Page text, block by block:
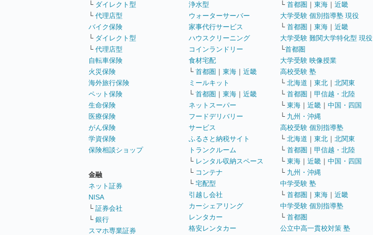
└ ダイレクト型
└ 代理店型
バイク保険
└ ダイレクト型
└ 代理店型
自転車保険
火災保険
海外旅行保険
ペット保険
生命保険
医療保険
がん保険
学資保険
保険相談ショップ
金融
ネット証券
NISA
└ 証券会社
└ 銀行
スマホ専業証券
浄水型
ウォーターサーバー
家事代行サービス
ハウスクリーニング
コインランドリー
食材宅配
└ 首都圏 ｜ 東海 ｜ 近畿
ミールキット
└ 首都圏 ｜ 東海 ｜ 近畿
ネットスーパー
フードデリバリー
サービス
ふるさと納税サイト
トランクルーム
└ レンタル収納スペース
└ コンテナ
└ 宅配型
引越し会社
カーシェアリング
レンタカー
格安レンタカー
└ 首都圏 ｜ 東海 ｜ 近畿
大学受験 個別指導塾 現役
└ 首都圏 ｜ 東海 ｜ 近畿
大学受験 難関大学特化型 現役
└首都圏
大学受験 映像授業
高校受験 塾
└ 北海道 ｜ 東北 ｜ 北関東
└ 首都圏 ｜ 甲信越・北陸
└ 東海 ｜ 近畿 ｜ 中国・四国
└ 九州・沖縄
高校受験 個別指導塾
└ 北海道 ｜ 東北 ｜ 北関東
└ 首都圏 ｜ 甲信越・北陸
└ 東海 ｜ 近畿 ｜ 中国・四国
└ 九州・沖縄
中学受験 塾
└ 首都圏 ｜ 東海 ｜ 近畿
中学受験 個別指導塾
└ 首都圏
公立中高一貫校対策 塾